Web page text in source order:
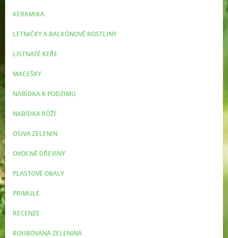
KERAMIKA
LETNIČKY A BALKÓNOVÉ ROSTLINY
LISTNATÉ KEŘE
MACEŠKY
NABÍDKA K PODZIMU
NABÍDKA RŮŽÍ
OSIVA ZELENIN
OVOCNÉ DŘEVINY
PLASTOVÉ OBALY
PRIMULE
RECENZE
ROUBOVANÁ ZELENINA